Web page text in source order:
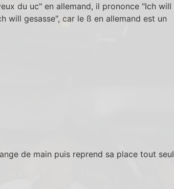
du uc" en allemand, il prononce "Ich will
will gesasse", car le ß en allemand est un
de main puis reprend sa place tout seul